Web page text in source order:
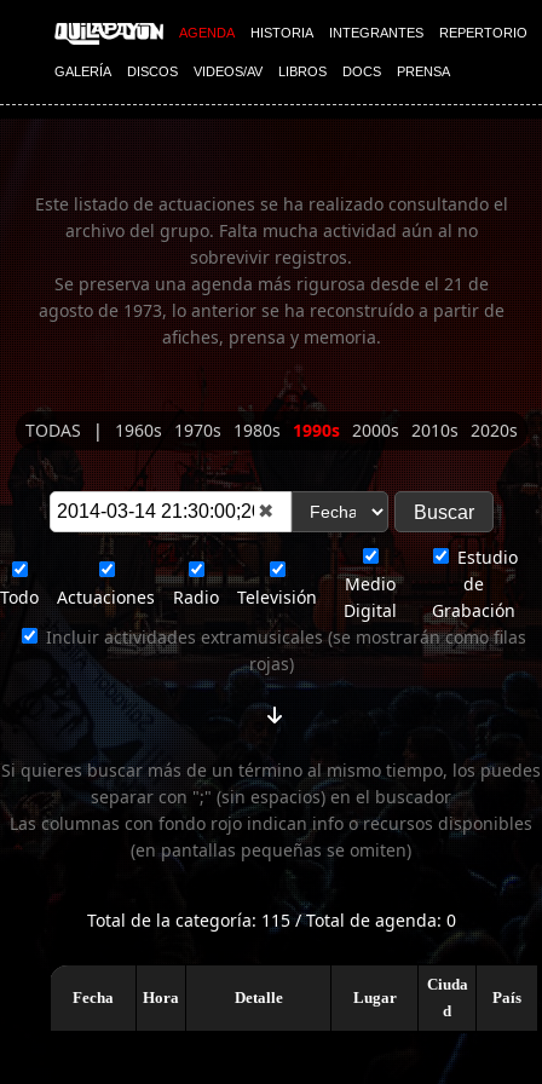
AGENDA HISTORIA INTEGRANTES REPERTORIO
GALERÍA DISCOS VIDEOS/AV LIBROS DOCS PRENSA
Imagen 01
Este listado de actuaciones se ha realizado consultando el
archivo del grupo. Falta mucha actividad aún al no
sobrevivir registros.
Se preserva una agenda más rigurosa desde el 21 de
agosto de 1973, lo anterior se ha reconstruído a partir de
afiches, prensa y memoria.
TODAS | 1960s 1970s 1980s 1990s 2000s 2010s 2020s
✖
Todo Actuaciones Radio Televisión
Medio
Digital
Estudio
de
Grabación
Incluir actividades extramusicales (se mostrarán como filas
rojas)
Si quieres buscar más de un término al mismo tiempo, los puedes
separar con ";" (sin espacios) en el buscador
Las columnas con fondo rojo indican info o recursos disponibles
(en pantallas pequeñas se omiten)
Total de la categoría: 115 / Total de agenda: 0
Fecha Hora Detalle Lugar
Ciuda
d
País